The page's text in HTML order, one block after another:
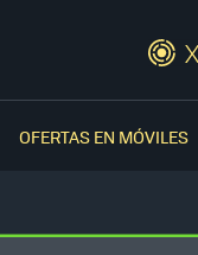
OFERTAS EN MÓVILES